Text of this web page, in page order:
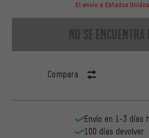
El envío a Estados
no se
Compara
Envío en 1-3 días
100 días devolver